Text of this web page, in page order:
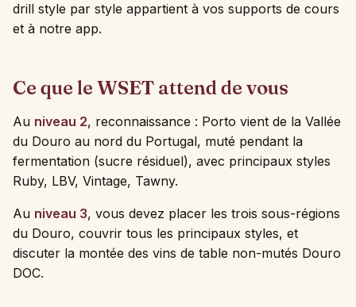
drill style par style appartient à vos supports de cours
et à notre app.
Ce que le WSET attend de vous
Au niveau 2, reconnaissance : Porto vient de la Vallée
du Douro au nord du Portugal, muté pendant la
fermentation (sucre résiduel), avec principaux styles
Ruby, LBV, Vintage, Tawny.
Au niveau 3, vous devez placer les trois sous-régions
du Douro, couvrir tous les principaux styles, et
discuter la montée des vins de table non-mutés Douro
DOC.